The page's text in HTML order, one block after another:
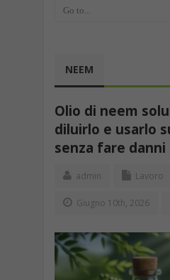
NEEM
Olio di neem
diluirlo e usarlo
senza fare danni
admin Lavoro
Giugno 10th, 2026